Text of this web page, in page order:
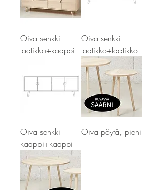
Oiva senkki
laatikko+kaappi
Oiva senkki
laatikko+laatikko
Oiva senkki
kaappi+kaappi
Oiva pöytä, pieni